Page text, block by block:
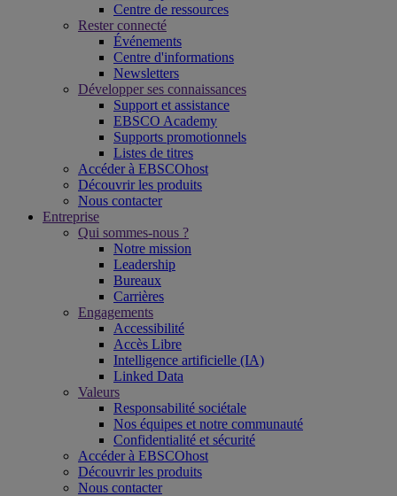
Centre de ressources
Rester connecté
Événements
Centre d'informations
Newsletters
Développer ses connaissances
Support et assistance
EBSCO Academy
Supports promotionnels
Listes de titres
Accéder à EBSCOhost
Découvrir les produits
Nous contacter
Entreprise
Qui sommes-nous ?
Notre mission
Leadership
Bureaux
Carrières
Engagements
Accessibilité
Accès Libre
Intelligence artificielle (IA)
Linked Data
Valeurs
Responsabilité sociétale
Nos équipes et notre communauté
Confidentialité et sécurité
Accéder à EBSCOhost
Découvrir les produits
Nous contacter